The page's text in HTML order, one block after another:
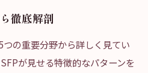
徹底解剖
の重要分野から詳しく見てい
が見せる特徴的なパターンを